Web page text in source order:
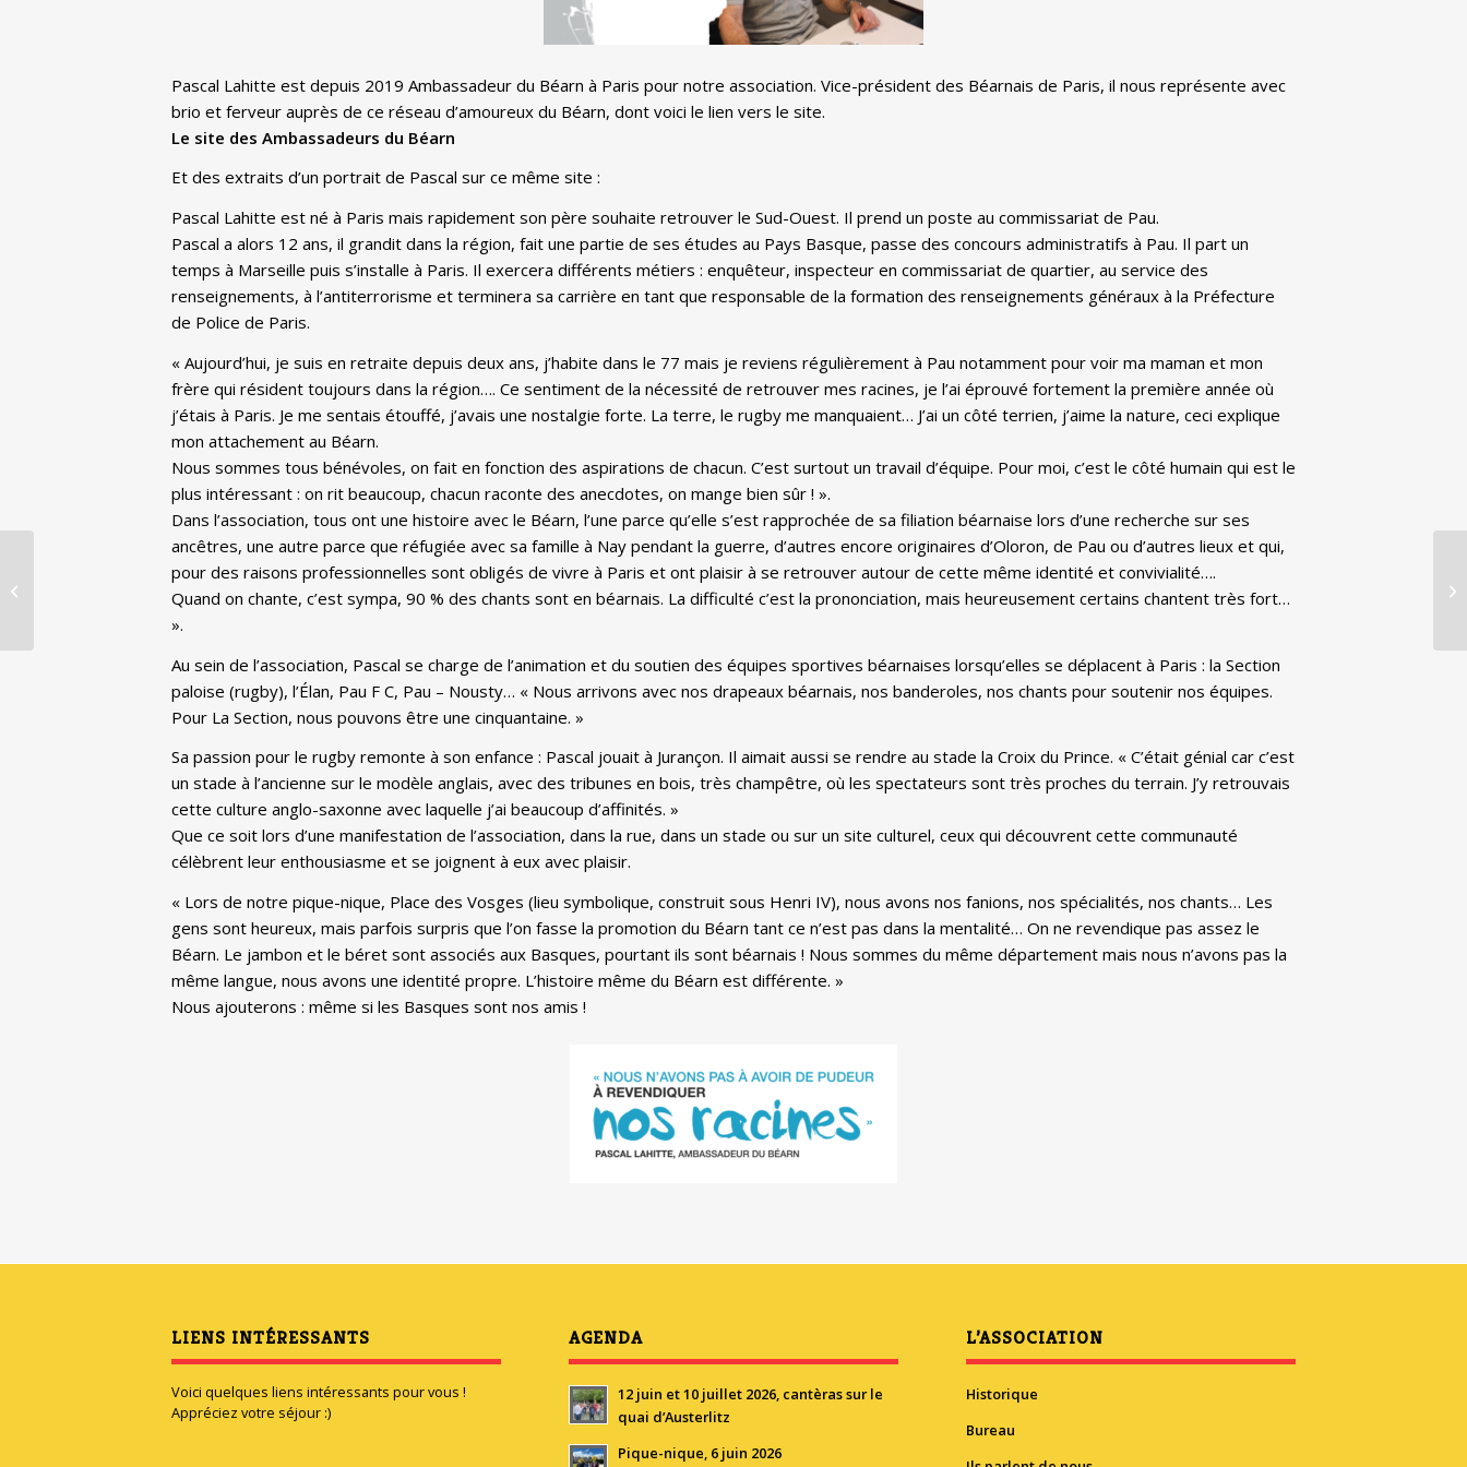
Pascal Lahitte est depuis 2019 Ambassadeur du Béarn à Paris pour notre association. Vice-président des Béarnais de Paris, il nous représente avec
brio et ferveur auprès de ce réseau d’amoureux du Béarn, dont voici le lien vers le site.
Le site des Ambassadeurs du Béarn
Et des extraits d’un portrait de Pascal sur ce même site :
Pascal Lahitte est né à Paris mais rapidement son père souhaite retrouver le Sud-Ouest. Il prend un poste au commissariat de Pau.
Pascal a alors 12 ans, il grandit dans la région, fait une partie de ses études au Pays Basque, passe des concours administratifs à Pau. Il part un
temps à Marseille puis s’installe à Paris. Il exercera différents métiers : enquêteur, inspecteur en commissariat de quartier, au service des
renseignements, à l’antiterrorisme et terminera sa carrière en tant que responsable de la formation des renseignements généraux à la Préfecture
de Police de Paris.
« Aujourd’hui, je suis en retraite depuis deux ans, j’habite dans le 77 mais je reviens régulièrement à Pau notamment pour voir ma maman et mon
frère qui résident toujours dans la région…. Ce sentiment de la nécessité de retrouver mes racines, je l’ai éprouvé fortement la première année où
j’étais à Paris. Je me sentais étouffé, j’avais une nostalgie forte. La terre, le rugby me manquaient… J’ai un côté terrien, j’aime la nature, ceci explique
mon attachement au Béarn.
Nous sommes tous bénévoles, on fait en fonction des aspirations de chacun. C’est surtout un travail d’équipe. Pour moi, c’est le côté humain qui est le
plus intéressant : on rit beaucoup, chacun raconte des anecdotes, on mange bien sûr ! ».
Dans l’association, tous ont une histoire avec le Béarn, l’une parce qu’elle s’est rapprochée de sa filiation béarnaise lors d’une recherche sur ses
ancêtres, une autre parce que réfugiée avec sa famille à Nay pendant la guerre, d’autres encore originaires d’Oloron, de Pau ou d’autres lieux et qui,
pour des raisons professionnelles sont obligés de vivre à Paris et ont plaisir à se retrouver autour de cette même identité et convivialité….
Quand on chante, c’est sympa, 90 % des chants sont en béarnais. La difficulté c’est la prononciation, mais heureusement certains chantent très fort…
».
Au sein de l’association, Pascal se charge de l’animation et du soutien des équipes sportives béarnaises lorsqu’elles se déplacent à Paris : la Section
paloise (rugby), l’Élan, Pau F C, Pau – Nousty… « Nous arrivons avec nos drapeaux béarnais, nos banderoles, nos chants pour soutenir nos équipes.
Pour La Section, nous pouvons être une cinquantaine. »
Sa passion pour le rugby remonte à son enfance : Pascal jouait à Jurançon. Il aimait aussi se rendre au stade la Croix du Prince. « C’était génial car c’est
un stade à l’ancienne sur le modèle anglais, avec des tribunes en bois, très champêtre, où les spectateurs sont très proches du terrain. J’y retrouvais
cette culture anglo-saxonne avec laquelle j’ai beaucoup d’affinités. »
Que ce soit lors d’une manifestation de l’association, dans la rue, dans un stade ou sur un site culturel, ceux qui découvrent cette communauté
célèbrent leur enthousiasme et se joignent à eux avec plaisir.
« Lors de notre pique-nique, Place des Vosges (lieu symbolique, construit sous Henri IV), nous avons nos fanions, nos spécialités, nos chants… Les
gens sont heureux, mais parfois surpris que l’on fasse la promotion du Béarn tant ce n’est pas dans la mentalité… On ne revendique pas assez le
Béarn. Le jambon et le béret sont associés aux Basques, pourtant ils sont béarnais ! Nous sommes du même département mais nous n’avons pas la
même langue, nous avons une identité propre. L’histoire même du Béarn est différente. »
Nous ajouterons : même si les Basques sont nos amis !
LIENS INTÉRESSANTS
Voici quelques liens intéressants pour vous !
Appréciez votre séjour :)
AGENDA
12 juin et 10 juillet 2026, cantèras sur le
quai d’Austerlitz
Pique-nique, 6 juin 2026
L’ASSOCIATION
Historique
Bureau
Dîner des auteurs au